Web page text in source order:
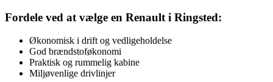
Fordele ved at vælge en Renault i Ringsted:
Økonomisk i drift og vedligeholdelse
God brændstoføkonomi
Praktisk og rummelig kabine
Miljøvenlige drivlinjer